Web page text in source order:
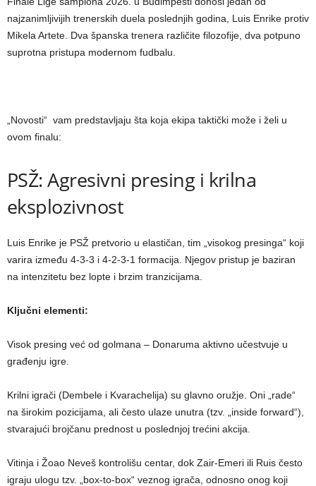
najzanimljivijih trenerskih duela poslednjih godina, Luis Enrike protiv
Mikela Artete. Dva španska trenera različite filozofije, dva potpuno
suprotna pristupa modernom fudbalu.
„Novosti“ vam predstavljaju šta koja ekipa taktički može i želi u
ovom finalu:
PSŽ: Agresivni presing i krilna
eksplozivnost
Luis Enrike je PSŽ pretvorio u elastičan, tim „visokog presinga“ koji
varira između 4-3-3 i 4-2-3-1 formacija. Njegov pristup je baziran
na intenzitetu bez lopte i brzim tranzicijama.
Ključni elementi:
Visok presing već od golmana – Donaruma aktivno učestvuje u
građenju igre.
Krilni igrači (Dembele i Kvarachelija) su glavno oružje. Oni „rade“
na širokim pozicijama, ali često ulaze unutra (tzv. „inside forward“),
stvarajući brojčanu prednost u poslednjoj trećini akcija.
Vitinja i Žoao Neveš kontrolišu centar, dok Zair-Emeri ili Ruis često
igraju ulogu tzv. „box-to-box“ veznog igrača, odnosno onog koji